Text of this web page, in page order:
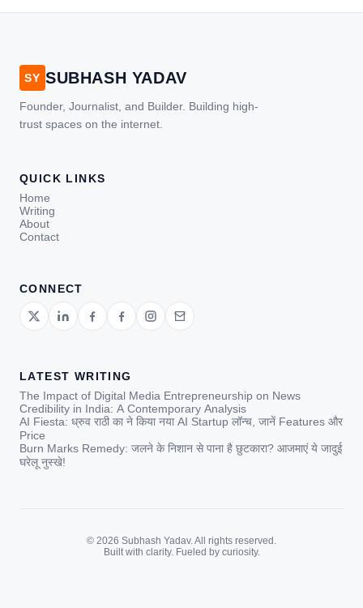
SY SUBHASH YADAV
Founder, Journalist, and Builder. Building high-
trust spaces on the internet.
QUICK LINKS
Home
Writing
About
Contact
CONNECT
LATEST WRITING
The Impact of Digital Media Entrepreneurship on News
Credibility in India: A Contemporary Analysis
AI Fiesta: ध्रुव राठी का ने किया नया AI Startup लॉन्च, जानें Features और
Price
Burn Marks Remedy: जलने के निशान से पाना है छुटकारा? आजमाएं ये जादुई
घरेलू नुस्खे!
© 2026 Subhash Yadav. All rights reserved.
Built with clarity. Fueled by curiosity.